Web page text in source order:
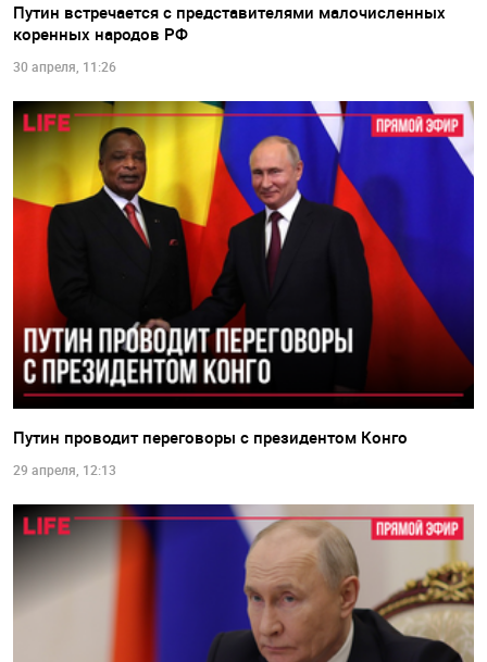
Путин встречается с представителями малочисленных
коренных народов РФ
30 апреля, 11:26
Путин проводит переговоры с президентом Конго
29 апреля, 12:13